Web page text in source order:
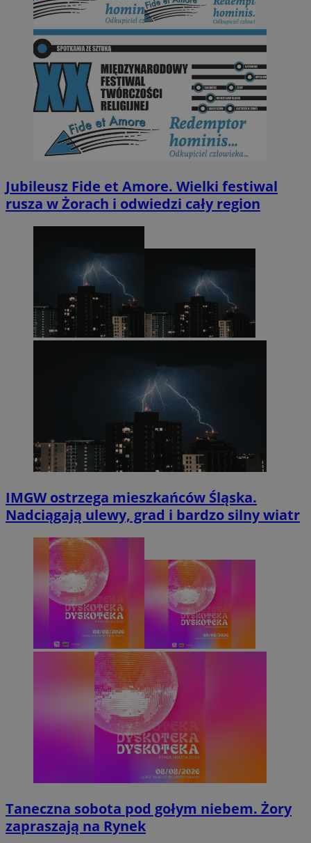
Jubileusz Fide et Amore. Wielki festiwal
rusza w Żorach i odwiedzi cały region
IMGW ostrzega mieszkańców Śląska.
Nadciągają ulewy, grad i bardzo silny wiatr
Taneczna sobota pod gołym niebem. Żory
zapraszają na Rynek